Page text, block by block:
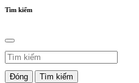
Tìm kiếm
Đóng Tìm kiếm